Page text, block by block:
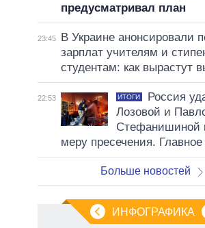
предусматривал план
23:45
В Украине анонсировали
зарплат учителям и
студентам: как вырастут
22:53 ИТОГИ
Россия
Лозовой и
Стефанишиной
меру пресечения. Главное
Больше новостей
ИНФОГРАФИКА